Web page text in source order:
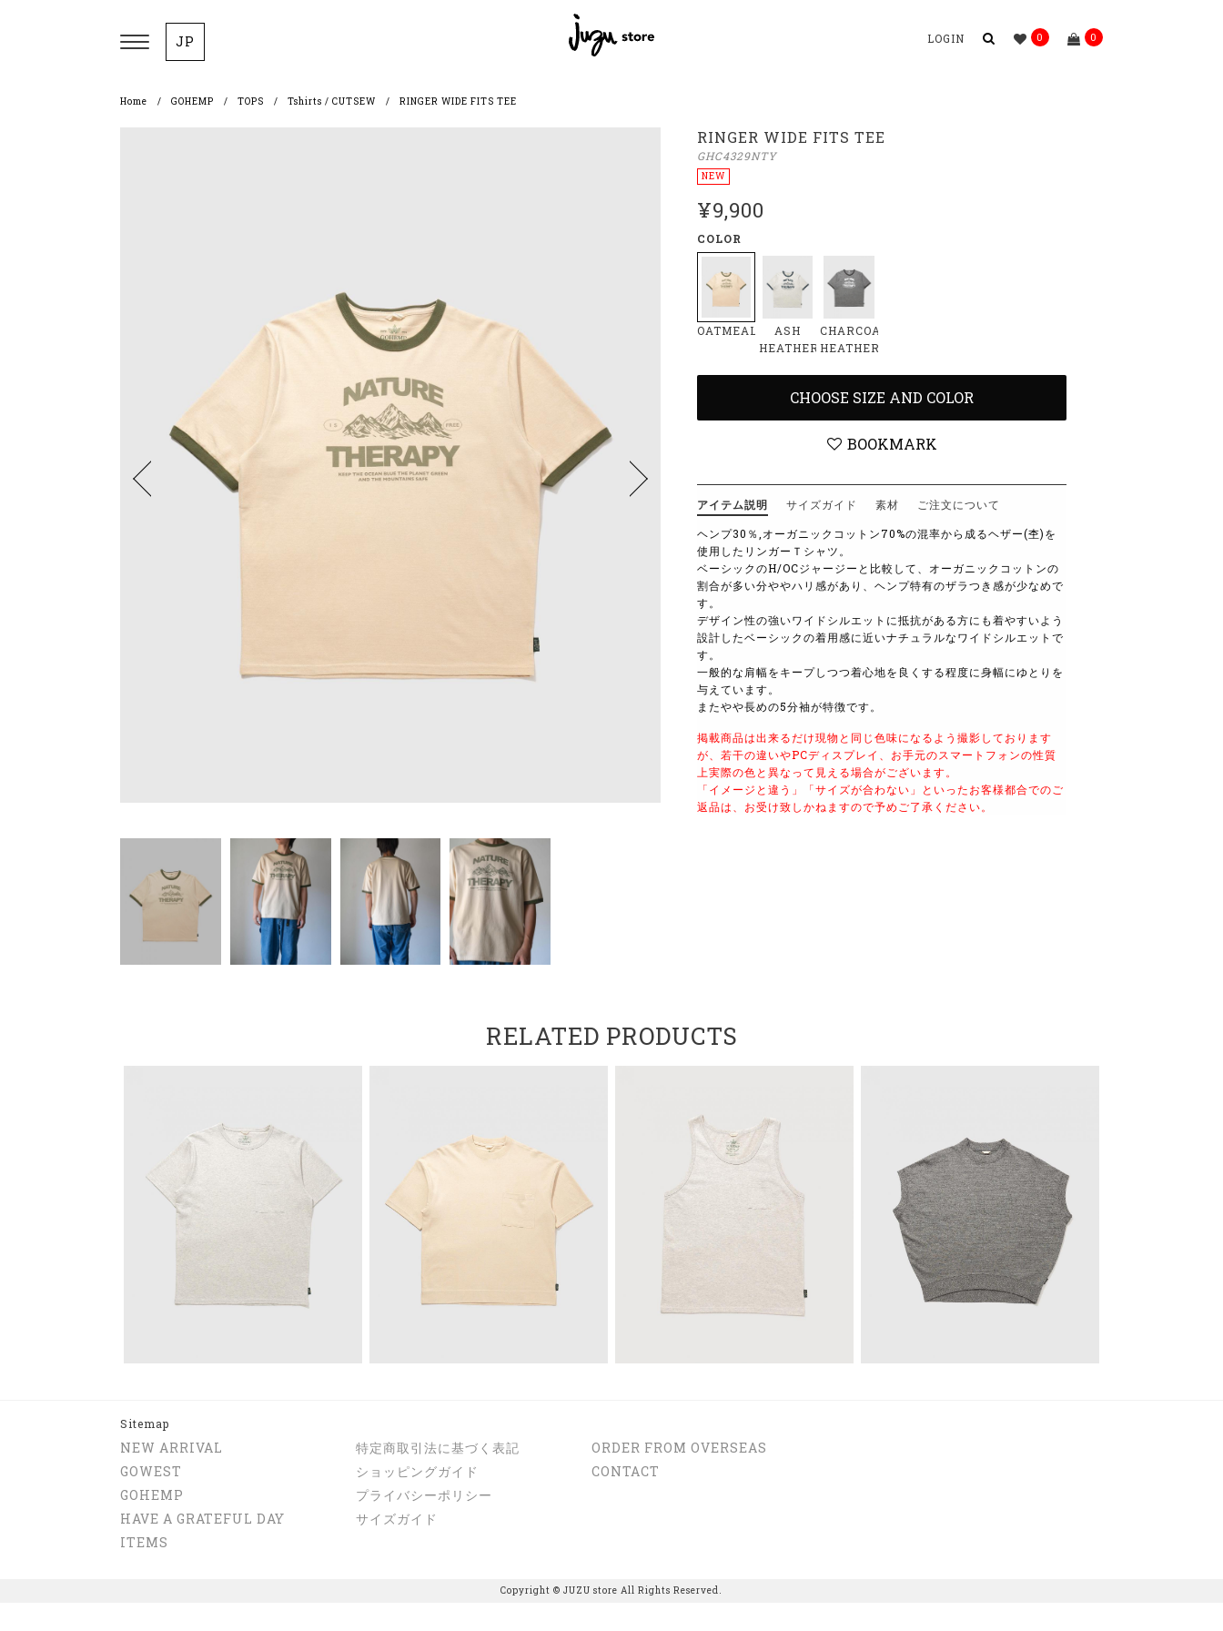
JP LOGIN 0 0
Home GOHEMP TOPS Tshirts / CUTSEW RINGER WIDE FITS TEE
170cm/着用サイズM
RINGER WIDE FITS TEE
GHC4329NTY
NEW
¥9,900
COLOR
OATMEAL
ASH
HEATHER
CHARCOAL
HEATHER
CHOOSE SIZE AND COLOR
BOOKMARK
アイテム説明 サイズガイド 素材
ご注文について
ヘンプ30 ％,オーガニックコットン70%の混率から成るヘザー(杢)を
使用したリンガーＴシャツ。
ベーシックのH/OCジャージーと比較して、オーガニックコットンの
割合が多い分ややハリ感があり、ヘンプ特有のザラつき感が少なめで
す。
デザイン性の強いワイドシルエットに抵抗がある方にも着やすいよう
設計したベーシックの着用感に近いナチュラルなワイドシルエットで
す。
一般的な肩幅をキープしつつ着心地を良くする程度に身幅にゆとりを
与えています。
またやや長めの5分袖が特徴です。
掲載商品は出来るだけ現物と同じ色味になるよう撮影しております
が、若干の違いやPCディスプレイ、お手元のスマートフォンの性質
上実際の色と異なって見える場合がございます。
「イメージと違う」「サイズが合わない」といったお客様都合でのご
返品は、お受け致しかねますので予めご了承ください。
RELATED PRODUCTS
Sitemap
NEW ARRIVAL
GOWEST
GOHEMP
HAVE A GRATEFUL DAY
ITEMS
特定商取引法に基づく表記
ショッピングガイド
プライバシーポリシー
サイズガイド
ORDER FROM OVERSEAS
CONTACT
Copyright © JUZU store All Rights Reserved.